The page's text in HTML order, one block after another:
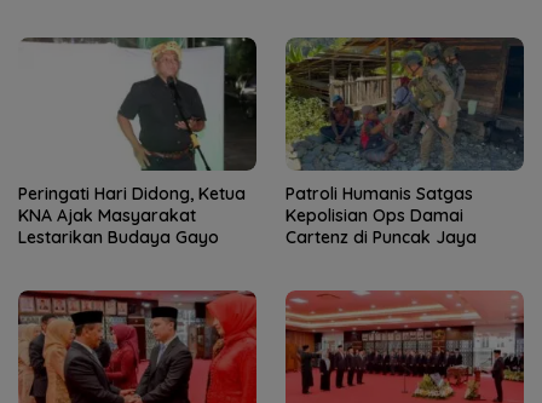
Peringati Hari Didong, Ketua
KNA Ajak Masyarakat
Lestarikan Budaya Gayo
Patroli Humanis Satgas
Kepolisian Ops Damai
Cartenz di Puncak Jaya